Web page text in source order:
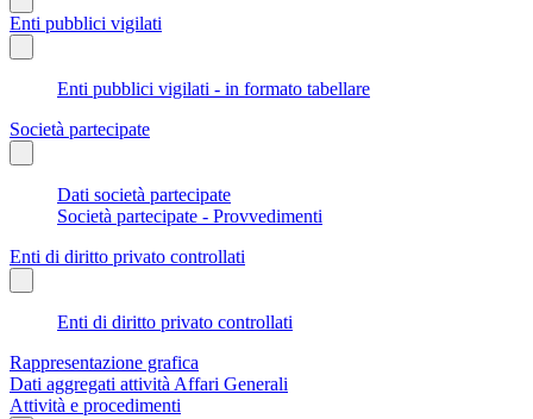
Enti pubblici vigilati
Enti pubblici vigilati - in formato tabellare
Società partecipate
Dati società partecipate
Società partecipate - Provvedimenti
Enti di diritto privato controllati
Enti di diritto privato controllati
Rappresentazione grafica
Dati aggregati attività Affari Generali
Attività e procedimenti